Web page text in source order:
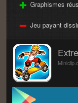
Graphismes
Jeu payant